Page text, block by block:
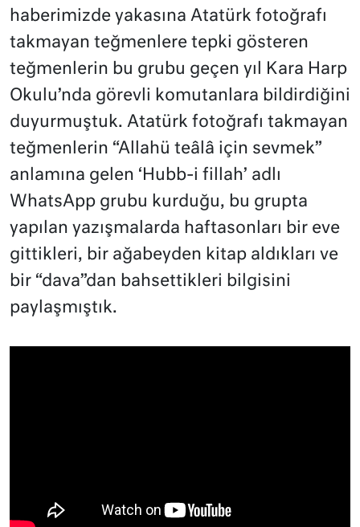
haberimizde yakasına Atatürk fotoğrafı
takmayan teğmenlere tepki gösteren
teğmenlerin bu grubu geçen yıl Kara Harp
Okulu’nda görevli komutanlara bildirdiğini
duyurmuştuk. Atatürk fotoğrafı takmayan
teğmenlerin “Allahü teâlâ için sevmek”
anlamına gelen ‘Hubb-i fillah’ adlı
WhatsApp grubu kurduğu, bu grupta
yapılan yazışmalarda haftasonları bir eve
gittikleri, bir ağabeyden kitap aldıkları ve
bir “dava”dan bahsettikleri bilgisini
paylaşmıştık.